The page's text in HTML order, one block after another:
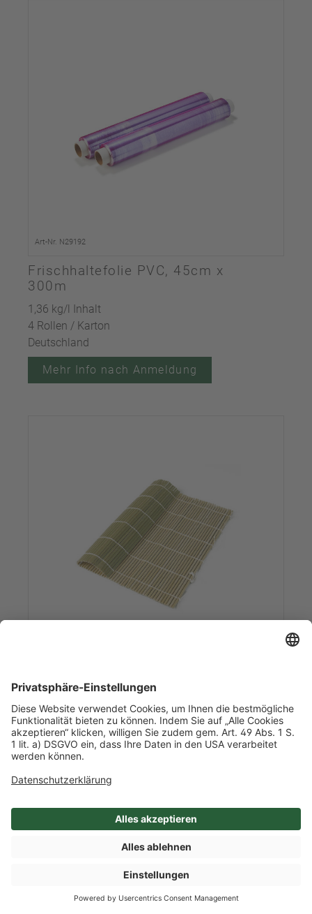
SHOP
Art-Nr. N29192
Frischhaltefolie PVC, 45cm x
300m
1,36 kg/l Inhalt
4 Rollen / Karton
Deutschland
Mehr Info nach Anmeldung
Bambusmatte zur Herstellung von
Sushi
0,050 kg/l Inhalt
1 / Stück
China
Mehr Info nach Anmeldung